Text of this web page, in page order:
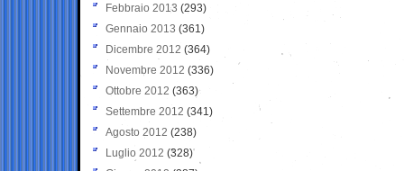
Febbraio 2013 (293)
Gennaio 2013 (361)
Dicembre 2012 (364)
Novembre 2012 (336)
Ottobre 2012 (363)
Settembre 2012 (341)
Agosto 2012 (238)
Luglio 2012 (328)